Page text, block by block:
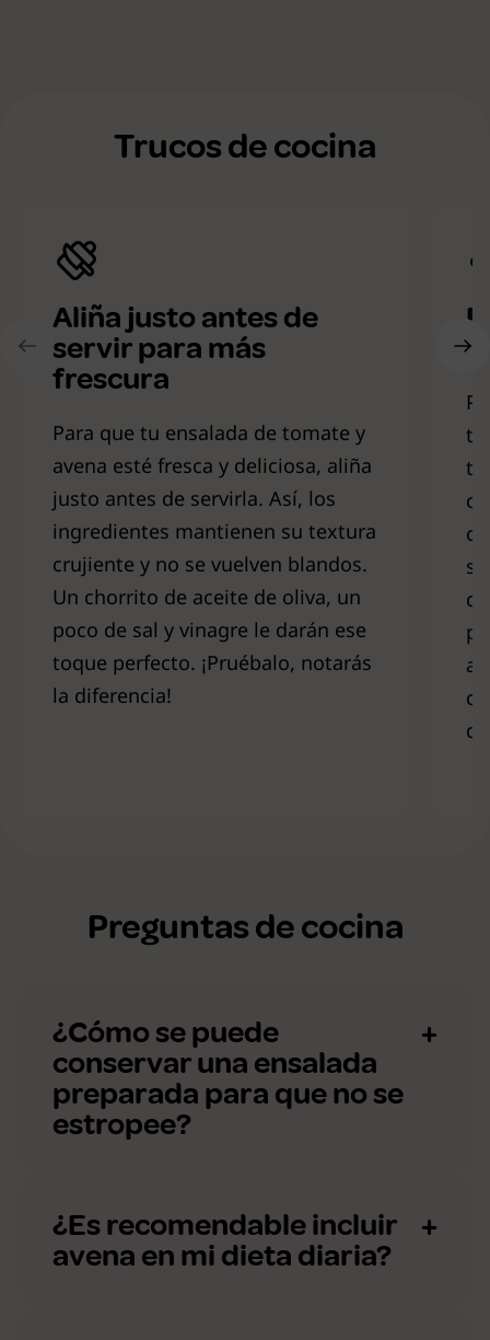
Trucos de cocina
Aliña justo antes de
servir para más
frescura
Para que tu ensalada de tomate y
avena esté fresca y deliciosa, aliña
justo antes de servirla. Así, los
ingredientes mantienen su textura
crujiente y no se vuelven blandos.
Un chorrito de aceite de oliva, un
poco de sal y vinagre le darán ese
toque perfecto. ¡Pruébalo, notarás
la diferencia!
Preguntas de cocina
¿Cómo se puede
conservar una ensalada
preparada para que no se
estropee?
¿Es recomendable incluir
avena en mi dieta diaria?